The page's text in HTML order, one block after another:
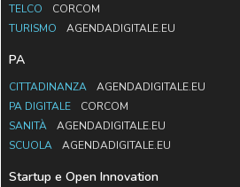
TELCO
CORCOM
TURISMO
AGENDADIGITALE.EU
PA
CITTADINANZA
AGENDADIGITALE.EU
PA DIGITALE
CORCOM
SANITÀ
AGENDADIGITALE.EU
SCUOLA
AGENDADIGITALE.EU
Startup e Open Innovation